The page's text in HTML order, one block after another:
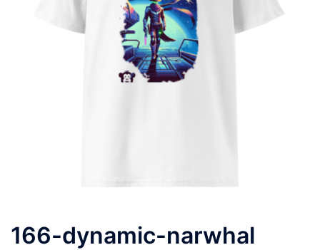
166-dynamic-narwhal